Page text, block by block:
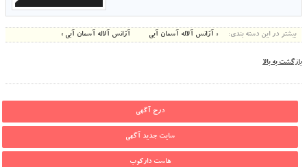
بیشتر در این دسته بندی: « آژانس آلاله آسمان آبی آژانس آلاله آسمان آبی »
بازگشت به بالا
درج آگهی
سایت جدید آگهی
هاست دارکوب